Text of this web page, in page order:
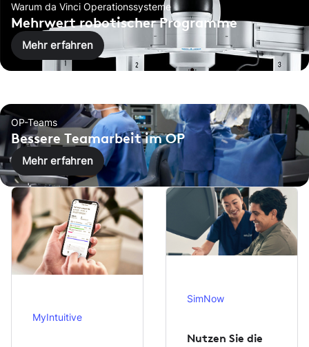
Warum da Vinci Operationssysteme
Mehrwert robotischer Programme
Mehr erfahren
OP-Teams
Bessere Teamarbeit im OP
Mehr erfahren
MyIntuitive
SimNow
Nutzen Sie die